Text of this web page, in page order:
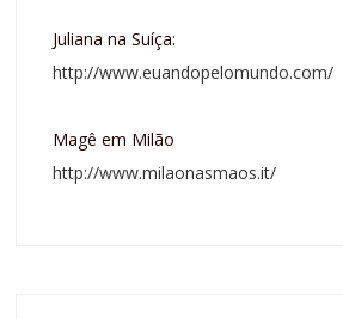
Juliana na Suíça:
http://www.euandopelomundo.com/
Magê em Milão
http://www.milaonasmaos.it/